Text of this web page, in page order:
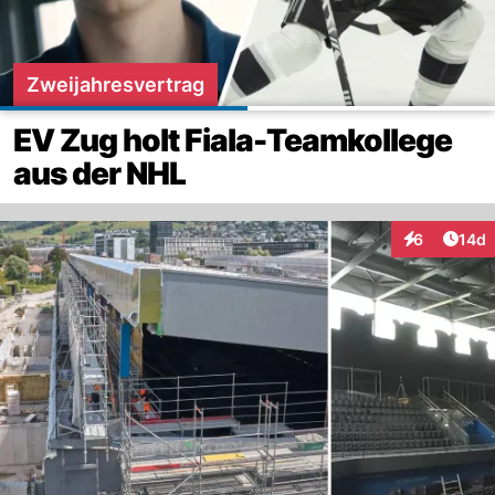
Zweijahresvertrag
EV Zug holt Fiala-Teamkollege
aus der NHL
6
Interaktionen
14d